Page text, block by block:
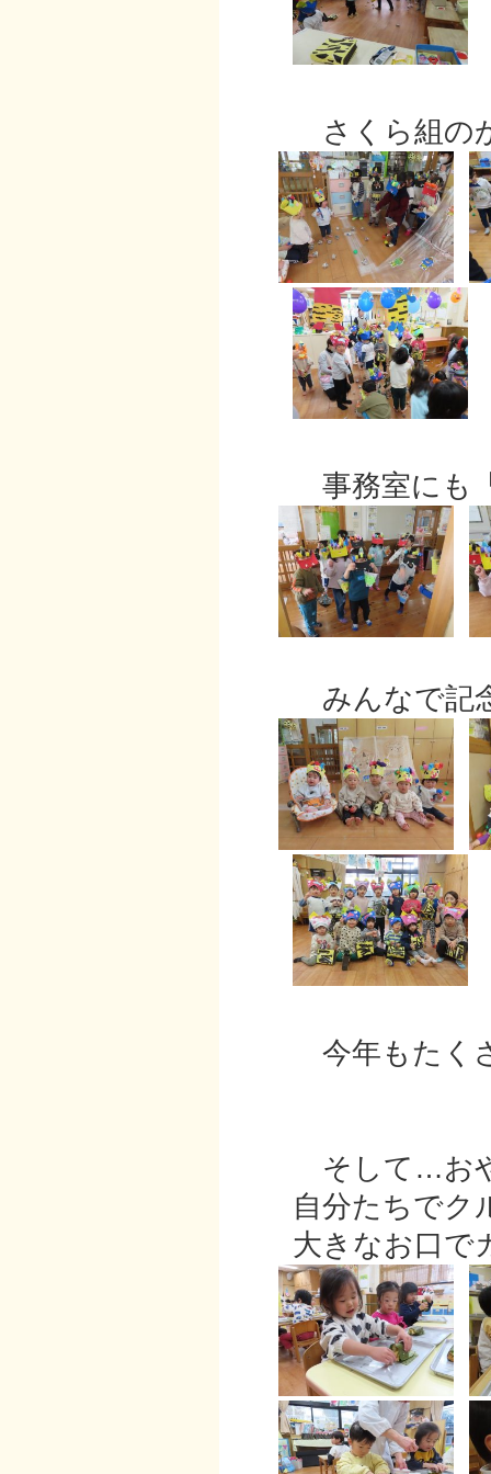
さくら組のか
事務室にも「
みんなで記念
今年もたくさ
そして…おや
自分たちでク
大きなお口で